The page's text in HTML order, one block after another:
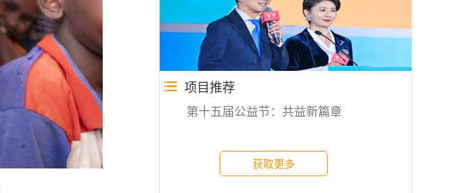
项目推荐
第十五届公益节：共益新篇章
获取更多